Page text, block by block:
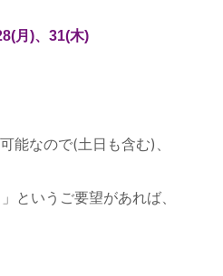
月)、31(木)
能なので(土日も含む)、
いうご要望があれば、